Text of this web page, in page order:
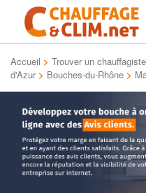
Accueil > Trouver un chauffagiste
d'Azur > Bouches-du-Rhône >